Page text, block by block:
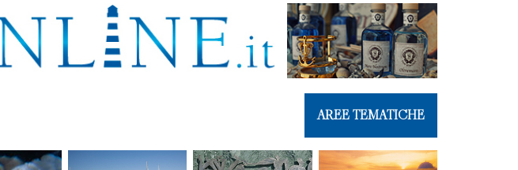
AREE TEMATICHE